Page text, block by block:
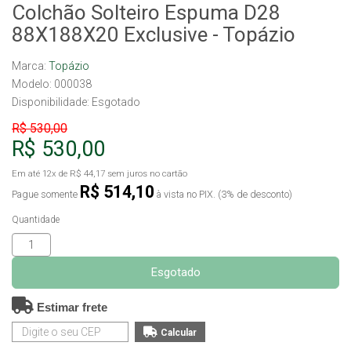
Colchão Solteiro Espuma D28
88X188X20 Exclusive - Topázio
Marca: Topázio
Modelo: 000038
Disponibilidade: Esgotado
R$ 530,00
R$ 530,00
Em até 12x de R$ 44,17 sem juros no cartão
Pague somente R$ 514,10 à vista no PIX. (3% de desconto)
Quantidade
Esgotado
Estimar frete